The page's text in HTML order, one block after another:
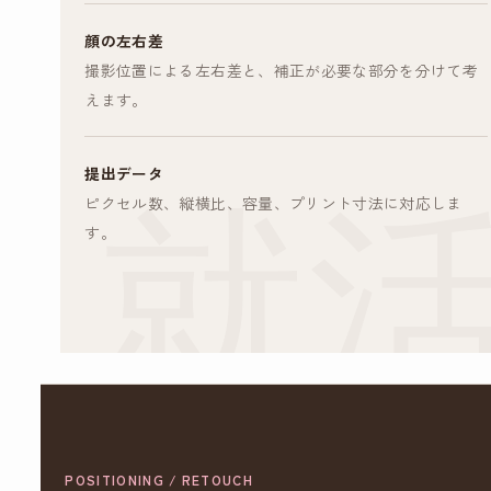
顔の左右差
撮影位置による左右差と、補正が必要な部分を分けて考
えます。
提出データ
ピクセル数、縦横比、容量、プリント寸法に対応しま
す。
POSITIONING / RETOUCH